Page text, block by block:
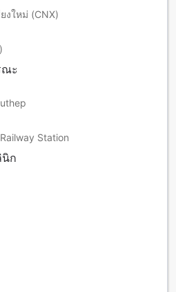
ใหม่ (CNX)
ณะ
Station
นิก